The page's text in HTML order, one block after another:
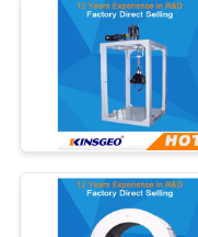
ควบคุม
คุณภาพ
ติดต่อ
เครื่อ